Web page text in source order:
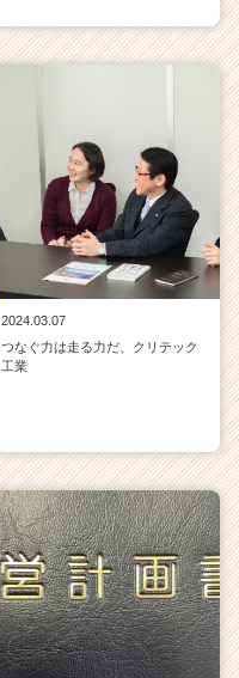
2024.03.07
つなぐ力は走る力だ、クリテック
工業